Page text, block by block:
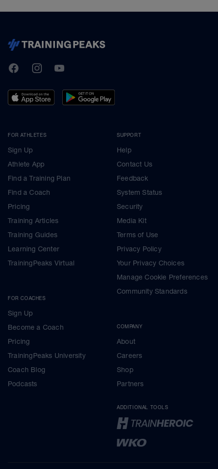
TrainingPeaks
FacebookInstagramYoutube
FOR ATHLETES
Sign Up
Athlete App
Find a Training Plan
Find a Coach
Pricing
Training Articles
Training Guides
Learning Center
TrainingPeaks Virtual
FOR COACHES
Sign Up
Become a Coach
Pricing
TrainingPeaks University
Coach Blog
Podcasts
SUPPORT
Help
Contact Us
Feedback
System Status
Security
Media Kit
Terms of Use
Privacy Policy
Your Privacy Choices
Manage Cookie Preferences
Community Standards
COMPANY
About
Careers
Shop
Partners
ADDITIONAL TOOLS